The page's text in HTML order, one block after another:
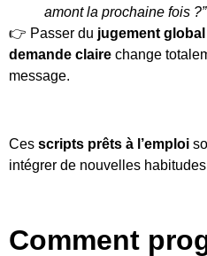
amont la prochaine fois ?”
👉 Passer du jugement global
demande claire change
message.
Ces scripts prêts à l’emploi
intégrer de nouvelles
Comment